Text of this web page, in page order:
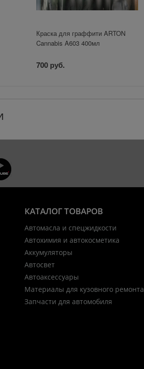
Краска для граффити ARTON
Cannabis A603 400мл
700 руб.
КАТАЛОГ ТОВАРОВ
Автомасла и спецжидкости
Автохимия и автокосметика
Аккумуляторы
Автосвет
Автоаксессуары
Материалы для кузовного ремонта
Запчасти для автомобиля